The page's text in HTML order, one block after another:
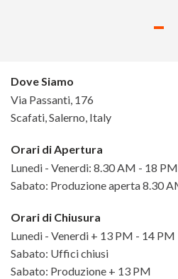
-
Dove Siamo
Via Passanti, 176
Scafati, Salerno, Italy
Orari di Apertura
Lunedi - Venerdi: 8.30 AM - 18 PM
Sabato: Produzione aperta 8.30
Orari di Chiusura
Lunedi - Venerdi + 13 PM - 14 PM
Sabato: Uffici chiusi
Sabato: Produzione + 13 PM